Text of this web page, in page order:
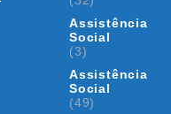
Assistência
Social
(3)
Assistência
Social
(49)